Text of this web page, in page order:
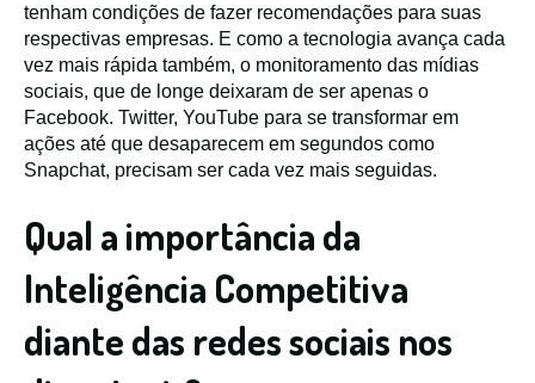
tenham condições de fazer recomendações para suas
respectivas empresas. E como a tecnologia avança cada
vez mais rápida também, o monitoramento das mídias
sociais, que de longe deixaram de ser apenas o
Facebook. Twitter, YouTube para se transformar em
ações até que desaparecem em segundos como
Snapchat, precisam ser cada vez mais seguidas.
Qual a importância da
Inteligência Competitiva
diante das redes sociais nos